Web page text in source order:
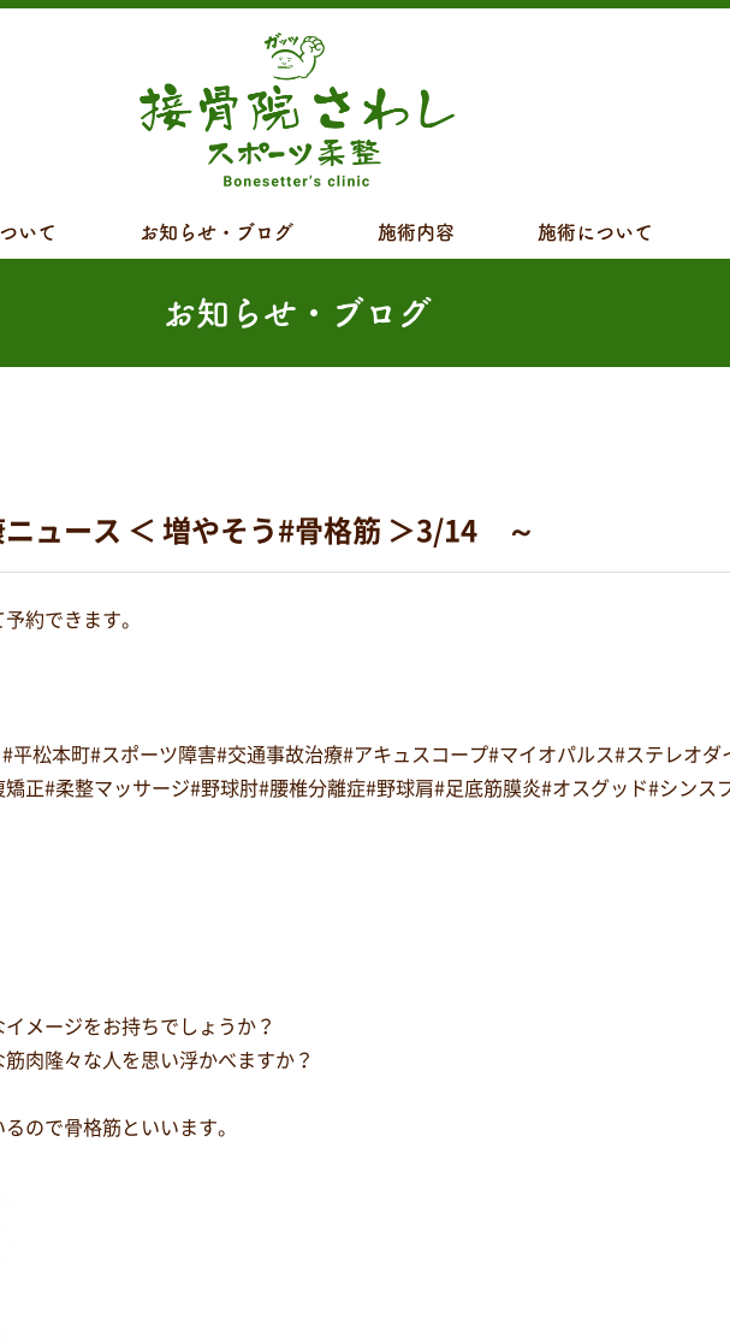
いて お知らせ・ブログ 施術内容 施術について
お知らせ・ブログ
ース ＜ 増やそう#骨格筋 ＞3/14 ～
約できます。
平松本町#スポーツ障害#交通事故治療#アキュスコープ#マイオパルス#ステレオダ
正#柔整マッサージ#野球肘#腰椎分離症#野球肩#足底筋膜炎#オスグッド#シンス
メージをお持ちでしょうか？
肉隆々な人を思い浮かべますか？
ので骨格筋といいます。